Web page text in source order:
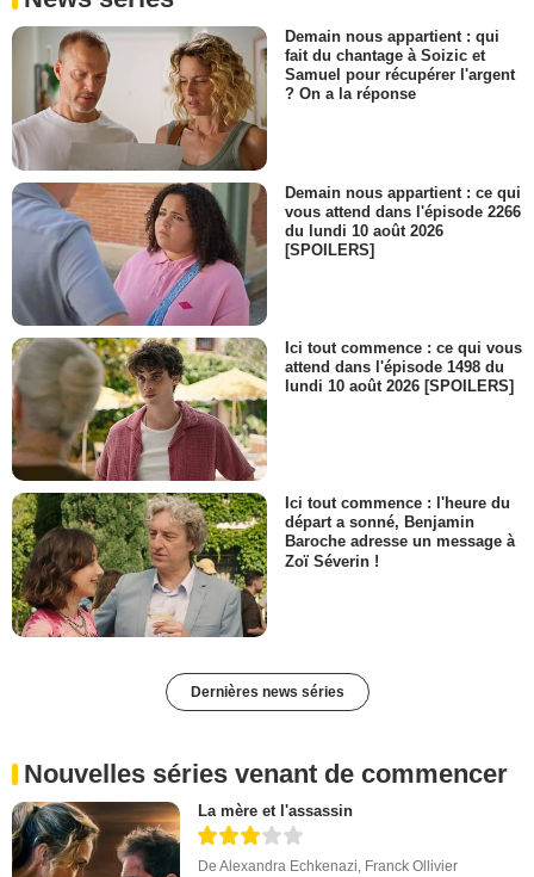
Demain nous appartient : qui
fait du chantage à Soizic et
Samuel pour récupérer l'argent
? On a la réponse
Demain nous appartient : ce qui
vous attend dans l'épisode 2266
du lundi 10 août 2026
[SPOILERS]
Ici tout commence : ce qui vous
attend dans l'épisode 1498 du
lundi 10 août 2026 [SPOILERS]
Ici tout commence : l'heure du
départ a sonné, Benjamin
Baroche adresse un message à
Zoï Séverin !
Dernières news séries
Nouvelles séries venant de commencer
La mère et l'assassin
DeAlexandra Echkenazi Franck Ollivier